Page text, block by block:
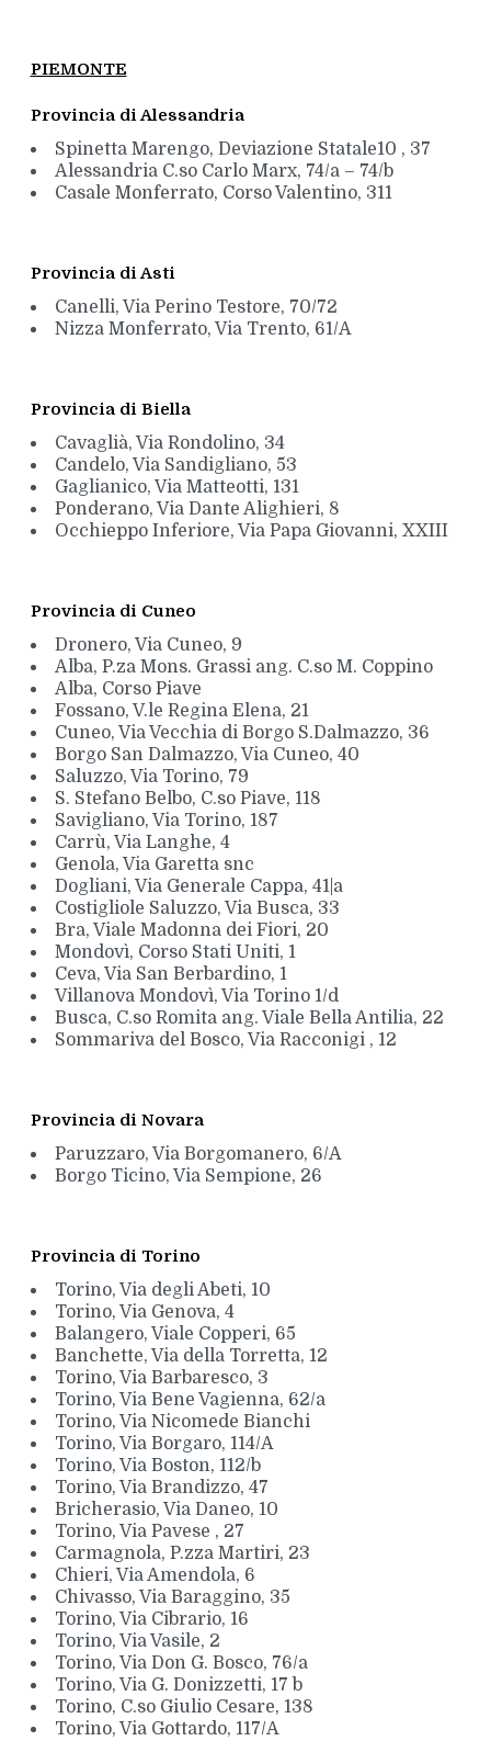
PIEMONTE
Provincia di Alessandria
Spinetta Marengo, Deviazione Statale10 , 37
Alessandria C.so Carlo Marx, 74/a – 74/b
Casale Monferrato, Corso Valentino, 311
Provincia di Asti
Canelli, Via Perino Testore, 70/72
Nizza Monferrato, Via Trento, 61/A
Provincia di Biella
Cavaglià, Via Rondolino, 34
Candelo, Via Sandigliano, 53
Gaglianico, Via Matteotti, 131
Ponderano, Via Dante Alighieri, 8
Occhieppo Inferiore, Via Papa Giovanni, XXIII
Provincia di Cuneo
Dronero, Via Cuneo, 9
Alba, P.za Mons. Grassi ang. C.so M. Coppino
Alba, Corso Piave
Fossano, V.le Regina Elena, 21
Cuneo, Via Vecchia di Borgo S.Dalmazzo, 36
Borgo San Dalmazzo, Via Cuneo, 40
Saluzzo, Via Torino, 79
S. Stefano Belbo, C.so Piave, 118
Savigliano, Via Torino, 187
Carrù, Via Langhe, 4
Genola, Via Garetta snc
Dogliani, Via Generale Cappa, 41|a
Costigliole Saluzzo, Via Busca, 33
Bra, Viale Madonna dei Fiori, 20
Mondovì, Corso Stati Uniti, 1
Ceva, Via San Berbardino, 1
Villanova Mondovì, Via Torino 1/d
Busca, C.so Romita ang. Viale Bella Antilia, 22
Sommariva del Bosco, Via Racconigi , 12
Provincia di Novara
Paruzzaro, Via Borgomanero, 6/A
Borgo Ticino, Via Sempione, 26
Provincia di Torino
Torino, Via degli Abeti, 10
Torino, Via Genova, 4
Balangero, Viale Copperi, 65
Banchette, Via della Torretta, 12
Torino, Via Barbaresco, 3
Torino, Via Bene Vagienna, 62/a
Torino, Via Nicomede Bianchi
Torino, Via Borgaro, 114/A
Torino, Via Boston, 112/b
Torino, Via Brandizzo, 47
Bricherasio, Via Daneo, 10
Torino, Via Pavese , 27
Carmagnola, P.zza Martiri, 23
Chieri, Via Amendola, 6
Chivasso, Via Baraggino, 35
Torino, Via Cibrario, 16
Torino, Via Vasile, 2
Torino, Via Don G. Bosco, 76/a
Torino, Via G. Donizzetti, 17 b
Torino, C.so Giulio Cesare, 138
Torino, Via Gottardo, 117/A